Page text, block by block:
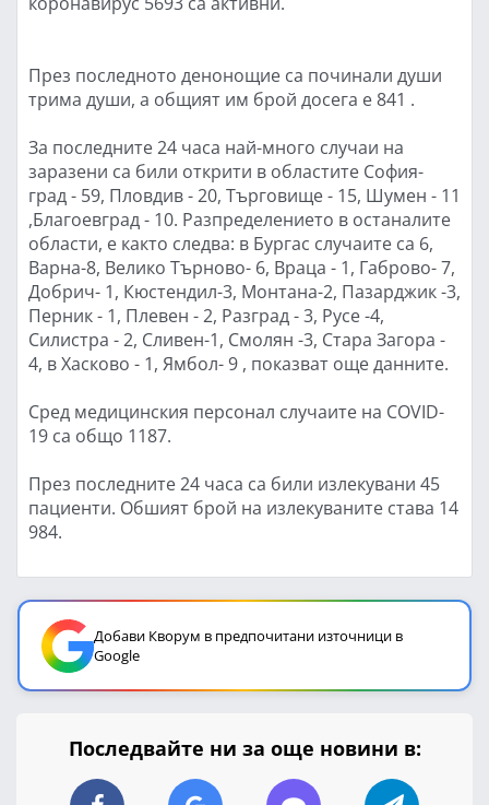
През последното денонощие са починали души
трима души, а общият им брой досега е 841 .
За последните 24 часа най-много случаи на
заразени са били открити в областите София-
град - 59, Пловдив - 20, Търговище - 15, Шумен - 11
,Благоевград - 10. Разпределението в останалите
области, е както следва: в Бургас случаите са 6,
Варна-8, Велико Търново- 6, Враца - 1, Габрово- 7,
Добрич- 1, Кюстендил-3, Монтана-2, Пазарджик -3,
Перник - 1, Плевен - 2, Разград - 3, Русе -4,
Силистра - 2, Сливен-1, Смолян -3, Стара Загора -
4, в Хасково - 1, Ямбол- 9 , показват още данните.
Сред медицинския персонал случаите на COVID-
19 са общо 1187.
През последните 24 часа са били излекувани 45
пациенти. Обшият брой на излекуваните става 14
984.
Добави Кворум в предпочитани източници в
Google
Последвайте ни за още новини в: